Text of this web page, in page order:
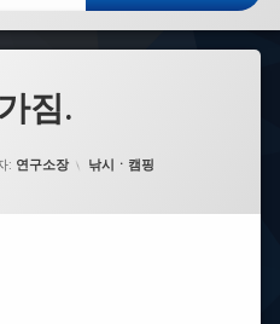
짐.
: 연구소장 카테고리:
낚시ㆍ캠핑